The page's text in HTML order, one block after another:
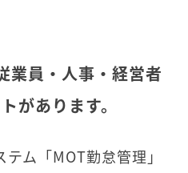
業員・人事・経営者
があります。
ム「MOT勤怠管理」